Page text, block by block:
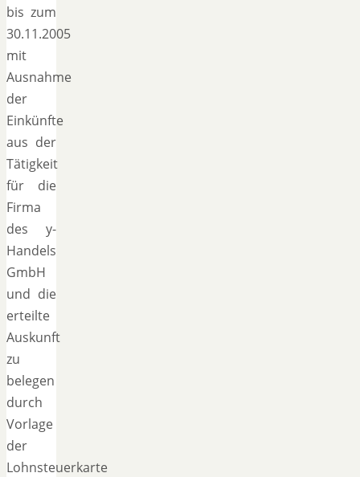
bis zum
30.11.2005
mit
Ausnahme
der
Einkünfte
aus der
Tätigkeit
für die
Firma
des y-
Handels
GmbH
und die
erteilte
Auskunft
zu
belegen
durch
Vorlage
der
Lohnsteuerkarte